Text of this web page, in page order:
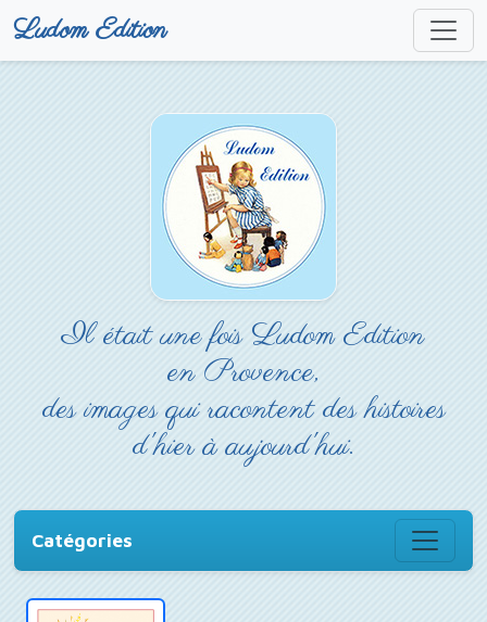
Ludom Edition
Il était une fois Ludom Edition
en Provence,
des images qui racontent des histoires
d'hier à aujourd'hui.
Catégories